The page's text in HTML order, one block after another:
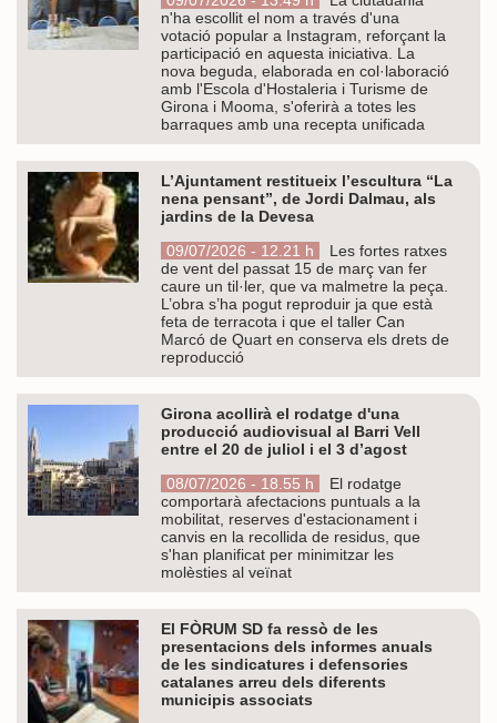
n'ha escollit el nom a través d'una
votació popular a Instagram, reforçant la
participació en aquesta iniciativa. La
nova beguda, elaborada en col·laboració
amb l'Escola d'Hostaleria i Turisme de
Girona i Mooma, s'oferirà a totes les
barraques amb una recepta unificada
L’Ajuntament restitueix l’escultura “La
nena pensant”, de Jordi Dalmau, als
jardins de la Devesa
09/07/2026 - 12.21 h
Les fortes ratxes
de vent del passat 15 de març van fer
caure un til·ler, que va malmetre la peça.
L’obra s’ha pogut reproduir ja que està
feta de terracota i que el taller Can
Marcó de Quart en conserva els drets de
reproducció
Girona acollirà el rodatge d'una
producció audiovisual al Barri Vell
entre el 20 de juliol i el 3 d’agost
08/07/2026 - 18.55 h
El rodatge
comportarà afectacions puntuals a la
mobilitat, reserves d'estacionament i
canvis en la recollida de residus, que
s'han planificat per minimitzar les
molèsties al veïnat
El FÒRUM SD fa ressò de les
presentacions dels informes anuals
de les sindicatures i defensories
catalanes arreu dels diferents
municipis associats